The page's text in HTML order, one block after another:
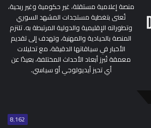
منصة إعلامية مستقلة، غير حكومية وغير ربحية،
تُعنى بتغطية مستجدات المشهد السوري
وتطوراته الإقليمية والدولية المرتبطة به. تلتزم
المنصة بالحيادية والمهنية، وتهدف إلى تقديم
الأخبار في سياقاتها الدقيقة، مع تحليلات
معمقة تُبرز أبعاد الأحداث المختلفة، بعيدًا عن
أي تحيز أيديولوجي أو سياسي.
8٬162